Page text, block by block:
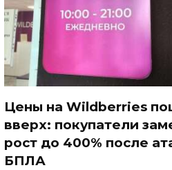
Цены на Wildberries
вверх: покупатели
рост до 400% после
БПЛА